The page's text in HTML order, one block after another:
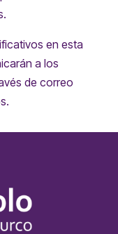
en esta
a los
de correo